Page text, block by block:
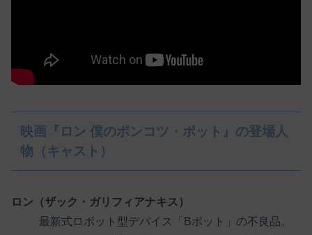
映画『ロン 僕のポンコツ・ボット』の登場人
物（キャスト）
ロン（ザック・ガリフィアナキス）
最新式ロボット型デバイス「Bボット」の不良品。